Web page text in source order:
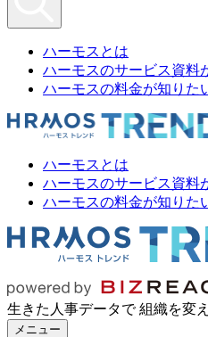
ハーモスとは
ハーモスのサービス資料
ハーモスの料金が知りた
ハーモスとは
ハーモスのサービス資料
ハーモスの料金が知りた
生きた人事データで 組織を変
メニュー